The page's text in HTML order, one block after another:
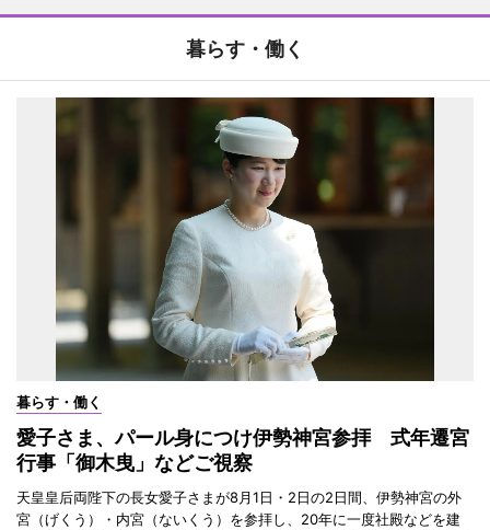
暮らす・働く
暮らす・働く
愛子さま、パール身につけ伊勢神宮参拝 式年遷宮
行事「御木曳」などご視察
天皇皇后両陛下の長女愛子さまが8月1日・2日の2日間、伊勢神宮の外
宮（げくう）・内宮（ないくう）を参拝し、20年に一度社殿などを建